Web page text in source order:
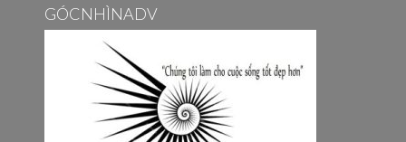
GÓCNHÌNADV